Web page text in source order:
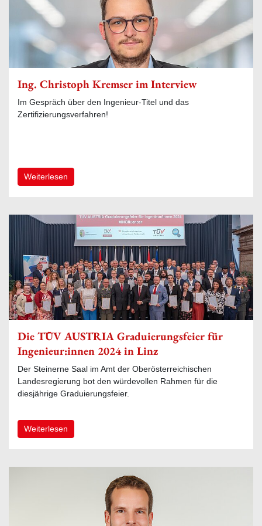
Ing. Christoph Kremser im Interview
Im Gespräch über den Ingenieur-Titel und das
Zertifizierungsverfahren!
Weiterlesen
Die TÜV AUSTRIA Graduierungsfeier für
Ingenieur:innen 2024 in Linz
Der Steinerne Saal im Amt der Oberösterreichischen
Landesregierung bot den würdevollen Rahmen für die
diesjährige Graduierungsfeier.
Weiterlesen